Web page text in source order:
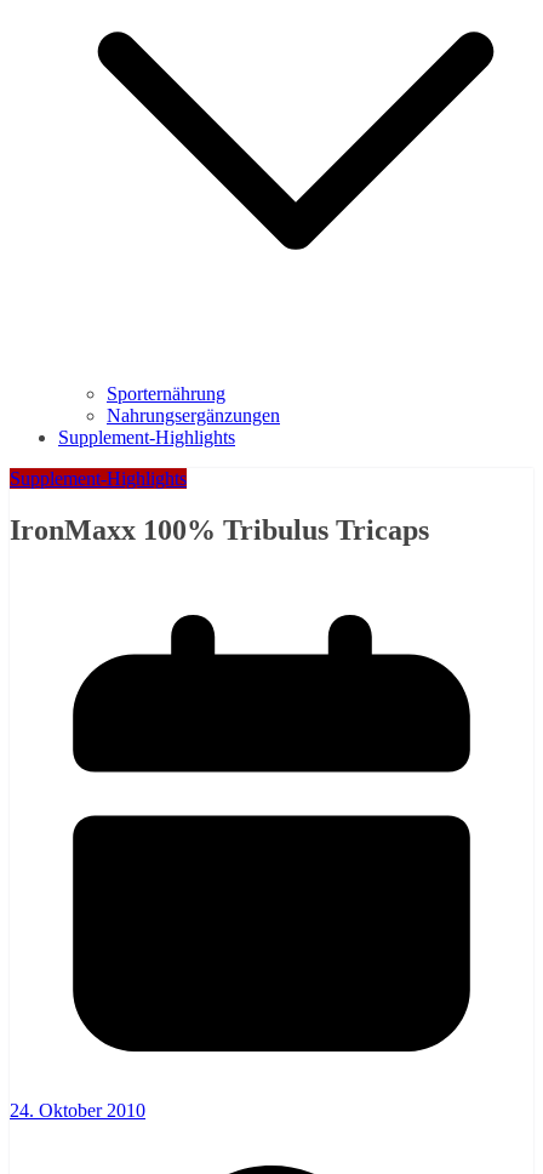
Sporternährung
Nahrungsergänzungen
Supplement-Highlights
Supplement-Highlights
IronMaxx 100% Tribulus Tricaps
24. Oktober 2010